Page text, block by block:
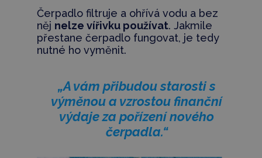
Čerpadlo filtruje a ohřívá vodu a bez
něj nelze vířivku používat. Jakmile
přestane čerpadlo fungovat, je tedy
nutné ho vyměnit.
„A vám přibudou starosti s
výměnou a vzrostou finanční
výdaje za pořízení nového
čerpadla.“